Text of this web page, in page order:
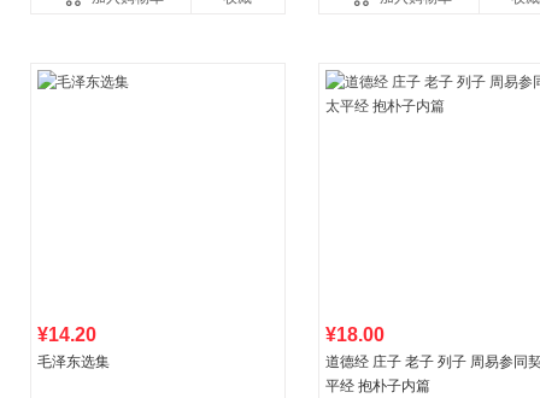
¥14.20
毛泽东选集
¥18.00
道德经 庄子 老子 列子 周易参同
平经 抱朴子内篇